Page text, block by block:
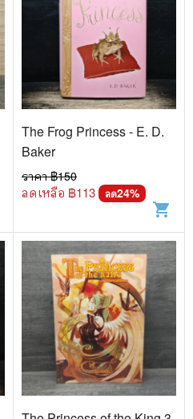
The Frog Princess - E. D.
Baker
ราคา ฿150
ลดเหลือ ฿113 ลด24%
shopping_cart